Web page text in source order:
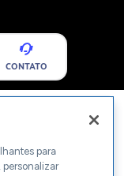
CONTATO
para
personalizar